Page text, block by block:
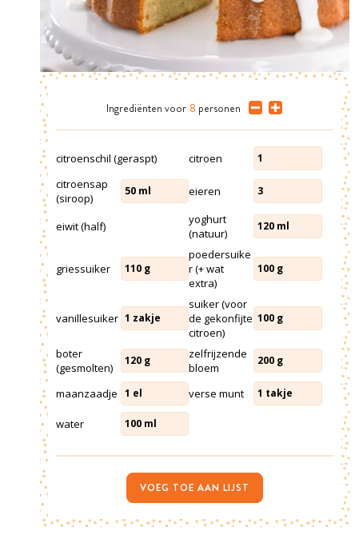
Ingrediënten voor 8 personen
citroenschil (geraspt) citroen 1
citroensap
(siroop)
50 ml eieren 3
eiwit (half)
yoghurt
(natuur)
120 ml
griessuiker 110 g
poedersuike
r (+ wat
extra)
100 g
vanillesuiker 1 zakje
suiker (voor
de gekonfijte
citroen)
100 g
boter
(gesmolten)
120 g
zelfrijzende
bloem
200 g
maanzaadje 1 el verse munt 1 takje
water 100 ml
VOEG TOE AAN LIJST